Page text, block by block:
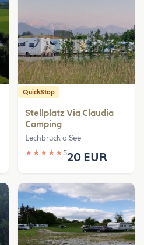
QuickStop
Stellplatz Via Claudia
Camping
Lechbruck a.See
★ ★ ★ ★ ★520 EUR